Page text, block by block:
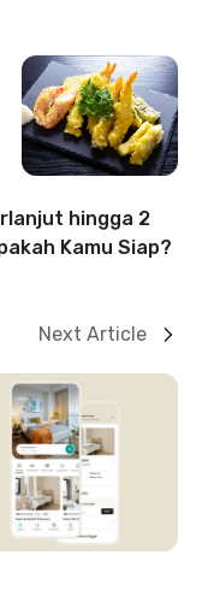
hingga 2
Kamu Siap?
Next Article